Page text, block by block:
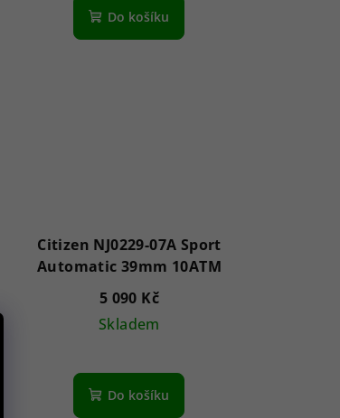
Do košíku
Citizen NJ0229-07A Sport
Automatic 39mm 10ATM
5 090 Kč
Skladem
Do košíku